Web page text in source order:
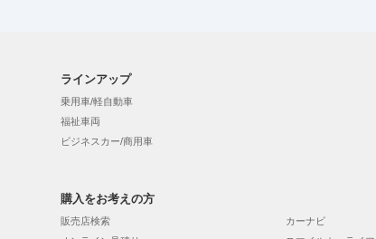
ラインアップ
乗用車/軽自動車
福祉車両
ビジネスカー/商用車
購入をお考えの方
販売店検索
カーナビ